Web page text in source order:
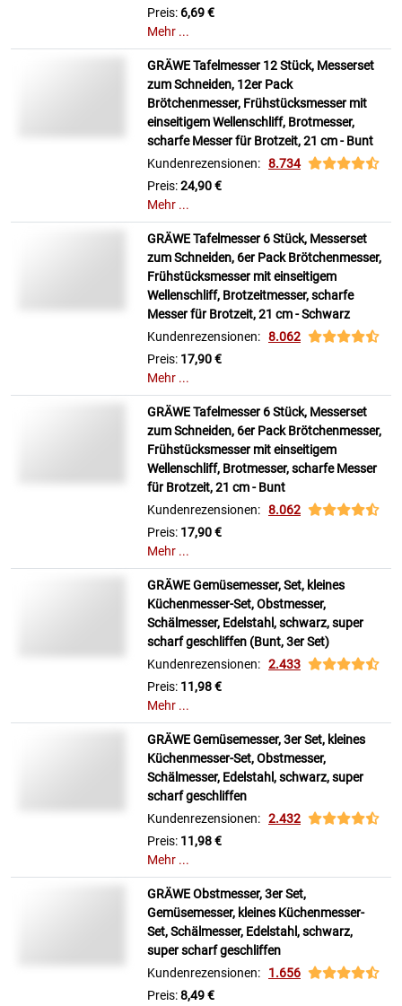
Preis: 6,69 €
Mehr ...
GRÄWE Tafelmesser 12 Stück, Messerset
zum Schneiden, 12er Pack
Brötchenmesser, Frühstücksmesser mit
einseitigem Wellenschliff, Brotmesser,
scharfe Messer für Brotzeit, 21 cm - Bunt
Kundenrezensionen: 8.734
Preis:24,90 €
Mehr ...
GRÄWE Tafelmesser 6 Stück, Messerset
zum Schneiden, 6er Pack Brötchenmesser,
Frühstücksmesser mit einseitigem
Wellenschliff, Brotzeitmesser, scharfe
Messer für Brotzeit, 21 cm - Schwarz
Kundenrezensionen: 8.062
Preis: 17,90 €
Mehr ...
GRÄWE Tafelmesser 6 Stück, Messerset
zum Schneiden, 6er Pack Brötchenmesser,
Frühstücksmesser mit einseitigem
Wellenschliff, Brotmesser, scharfe Messer
für Brotzeit, 21 cm - Bunt
Kundenrezensionen: 8.062
Preis: 17,90 €
Mehr ...
GRÄWE Gemüsemesser, Set, kleines
Küchenmesser-Set, Obstmesser,
Schälmesser, Edelstahl, schwarz, super
scharf geschliffen (Bunt, 3er Set)
Kundenrezensionen: 2.433
Preis: 11,98 €
Mehr ...
GRÄWE Gemüsemesser, 3er Set, kleines
Küchenmesser-Set, Obstmesser,
Schälmesser, Edelstahl, schwarz, super
scharf geschliffen
Kundenrezensionen: 2.432
Preis: 11,98 €
Mehr ...
GRÄWE Obstmesser, 3er Set,
Gemüsemesser, kleines Küchenmesser-
Set, Schälmesser, Edelstahl, schwarz,
super scharf geschliffen
Kundenrezensionen: 1.656
Preis:8,49 €